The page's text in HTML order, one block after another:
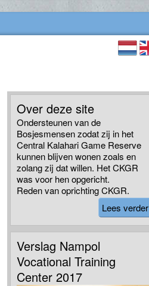
Over deze site
Ondersteunen van de
Bosjesmensen zodat zij in het
Central Kalahari Game Reserve
kunnen blijven wonen zoals en
zolang zij dat willen. Het CKGR
was voor hen opgericht.
Reden van oprichting CKGR.
Lees verder
Verslag Nampol
Vocational Training
Center 2017